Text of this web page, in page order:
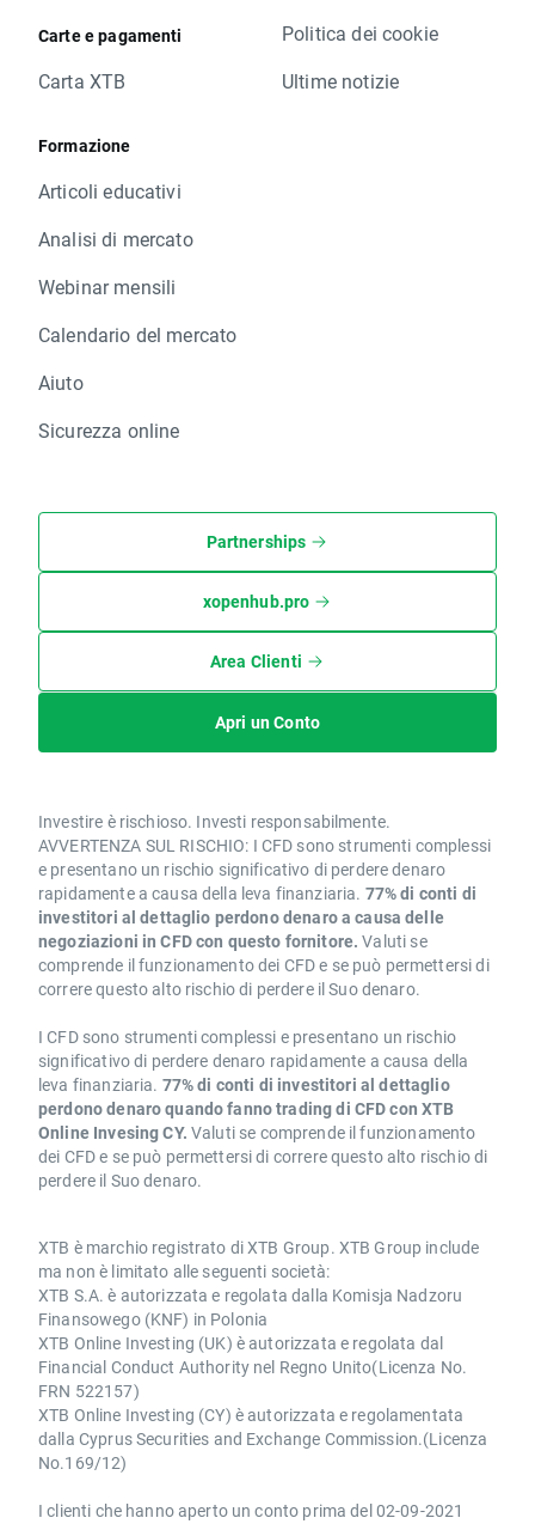
Carte e pagamenti
Carta XTB
Formazione
Articoli educativi
Analisi di mercato
Webinar mensili
Calendario del mercato
Aiuto
Sicurezza online
Politica dei cookie
Ultime notizie
Partnerships
xopenhub.pro
Area Clienti
Apri un Conto
Investire è rischioso. Investi responsabilmente.
AVVERTENZA SUL RISCHIO: I CFD sono strumenti complessi
e presentano un rischio significativo di perdere denaro
rapidamente a causa della leva finanziaria. 77% di conti di
investitori al dettaglio perdono denaro a causa delle
negoziazioni in CFD con questo fornitore. Valuti se
comprende il funzionamento dei CFD e se può permettersi di
correre questo alto rischio di perdere il Suo denaro.
I CFD sono strumenti complessi e presentano un rischio
significativo di perdere denaro rapidamente a causa della
leva finanziaria. 77% di conti di investitori al dettaglio
perdono denaro quando fanno trading di CFD con XTB
Online Invesing CY. Valuti se comprende il funzionamento
dei CFD e se può permettersi di correre questo alto rischio di
perdere il Suo denaro.
XTB è marchio registrato di XTB Group. XTB Group include
ma non è limitato alle seguenti società:
XTB S.A. è autorizzata e regolata dalla Komisja Nadzoru
Finansowego (KNF) in Polonia
XTB Online Investing (UK) è autorizzata e regolata dal
Financial Conduct Authority nel Regno Unito(Licenza No.
FRN 522157)
XTB Online Investing (CY) è autorizzata e regolamentata
dalla Cyprus Securities and Exchange Commission.(Licenza
No.169/12)
I clienti che hanno aperto un conto prima del 02-09-2021